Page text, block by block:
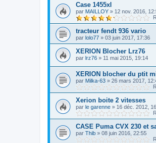
Case 1455xl
par MAILLOY » 12 nov. 2016,
tracteur fendt 936 vario
par lolo77 » 03 juin 2017, 17:36
XERION Blocher Lrz76
par lrz76 » 11 mai 2015, 19:14
XERION blocher du ptit
par Milka-63 » 26 mars 2017,
Xerion boite 2 vitesses
par le garenne » 16 déc. 2012,
CASE Puma CVX 230 et
par Thib » 08 juin 2016, 22:55